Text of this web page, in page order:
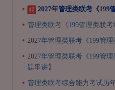
精 2027年管理类联考《199
管理类联考《199管理类联
2027年管理类联考《199管
2027年管理类联考《199管
题串讲】
管理类联考综合能力考试历